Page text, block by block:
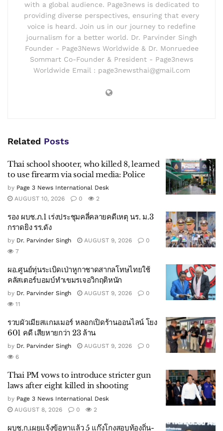
with a global audience. Page3news is dedicated to
providing diverse perspectives, ensuring that every
voice is heard. Join us in our journey to redefine
journalism for a better world. Dr. Parvinder Singh
Founder - Page3News Worldwide & Dr. Monruedee
Sommart Co-Founder & President - Page3news
Worldwide Email : page3newsthai@gmail.com
Related Posts
Thai school shooter, who killed 8, learned
to use firearm via social media: Police
by Page 3 News International Desk
AUGUST 10, 2026
0 2
รอง ผบช.ภ.1 เร่งประชุมคลี่คลายคดีเหตุ นร. ม.3
กราดยิง รร.ดัง
by Dr. Parvinder Singh AUGUST 9, 2026
0
7
ผอ.ศูนย์ทุ่นระเบิดเป่าหูกาชาดสากลโทษไทยใช้
คลัสเตอร์บอมบ์ทำเขมรเจอวิกฤติหนัก
by Dr. Parvinder Singh AUGUST 9, 2026
0
11
รวบผัวเมียสแกมเมอร์ หลอกเปิดร้านออนไลน์ โยง
601 คดี เสียหายกว่า 23 ล้าน
by Dr. Parvinder Singh AUGUST 9, 2026
0
6
Thai PM vows to introduce stricter gun
laws after eight killed in shooting
by Page 3 News International Desk
AUGUST 8, 2026
0 2
ผบช.ก.เผยแจ้งข้อหาแล้ว 5 แก๊งโกงสอบท้องถิ่น-